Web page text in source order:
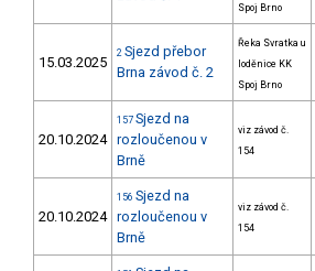
Spoj Brno
15.03.2025
2 Sjezd přebor
Brna závod č. 2
Řeka Svratka u
loděnice KK
Spoj Brno
20.10.2024
157 Sjezd na
rozloučenou v
Brně
viz závod č.
154
20.10.2024
156 Sjezd na
rozloučenou v
Brně
viz závod č.
154